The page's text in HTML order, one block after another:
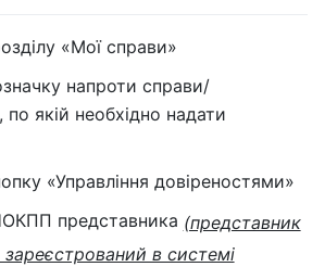
«Мої справи»
напроти справи/
якій необхідно надати
«Управління довіреностями»
представника (представник
в системі